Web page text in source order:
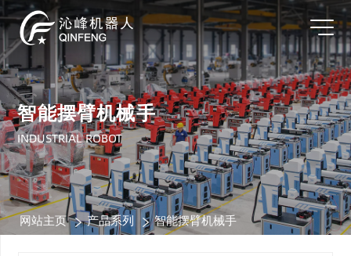
智能摆臂机械手
INDUSTRIAL ROBOT
网站主页 产品系列 智能摆臂机械手